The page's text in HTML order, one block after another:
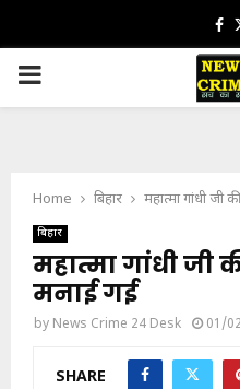
PRIMARY
Home बिहार महात्मा गांधी जी
बिहार
महात्मा गांधी जी
मनाई गई
by News Crime 24 Desk 01/
SHARE